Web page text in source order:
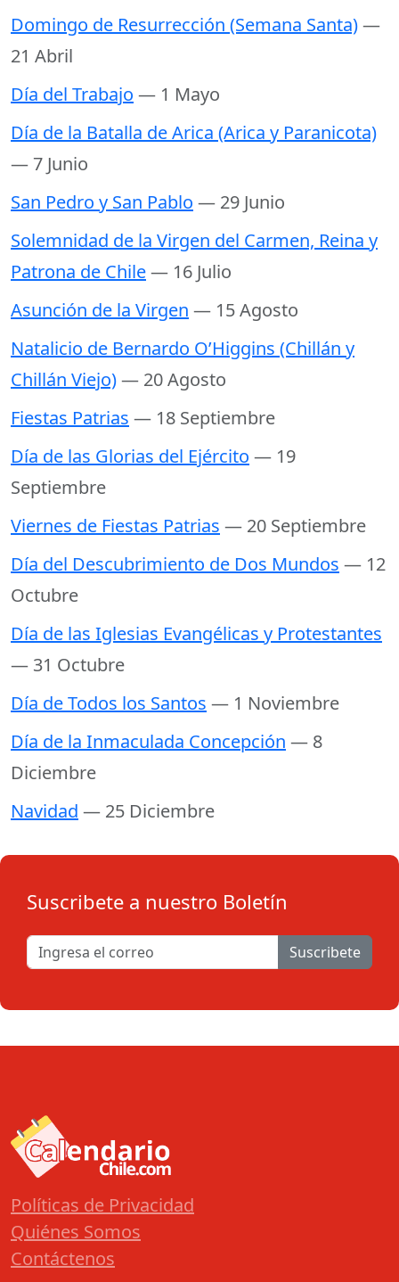
Domingo de Resurrección (Semana Santa)—
21 Abril
Día del Trabajo — 1 Mayo
Día de la Batalla de Arica (Arica y Paranicota)
— 7 Junio
San Pedro y San Pablo — 29 Junio
Solemnidad de la Virgen del Carmen, Reina y
Patrona de Chile— 16 Julio
Asunción de la Virgen — 15 Agosto
Natalicio de Bernardo O’Higgins (Chillán y
Chillán Viejo)— 20 Agosto
Fiestas Patrias — 18 Septiembre
Día de las Glorias del Ejército — 19
Septiembre
Viernes de Fiestas Patrias — 20 Septiembre
Día del Descubrimiento de Dos Mundos — 12
Octubre
Día de las Iglesias Evangélicas y Protestantes
— 31 Octubre
Día de Todos los Santos — 1 Noviembre
Día de la Inmaculada Concepción — 8
Diciembre
Navidad — 25 Diciembre
Suscribete a nuestro Boletín
Suscribete
Políticas de Privacidad
Quiénes Somos
Contáctenos